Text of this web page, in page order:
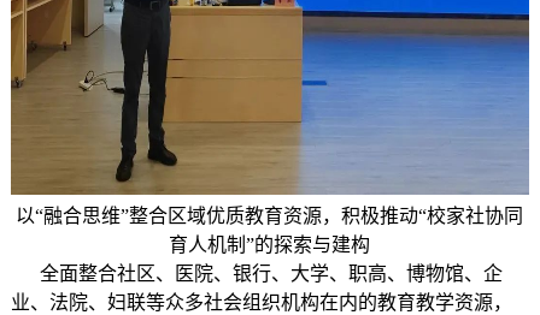
以“融合思维”整合区域优质教育资源，积极推动“校家社协同
育人机制”的探索与建构
全面整合社区、医院、银行、大学、职高、博物馆、企
业、法院、妇联等众多社会组织机构在内的教育教学资源，